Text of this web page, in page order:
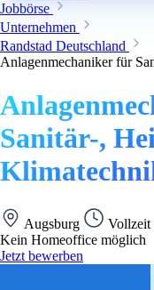
Jobbörse
Unternehmen
Randstad Deutschland
Anlagenmechaniker für
Sanitär-,
Augsburg Vollzeit
Kein Homeoffice möglich
Jetzt bewerben